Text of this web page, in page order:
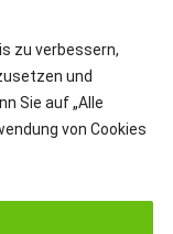
zu verbessern,
und
Sie auf „Alle
von Cookies
INSTAGRAM